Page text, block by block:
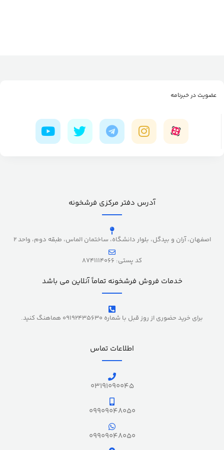
عضویت در خبرنامه
آدرس دفتر مرکزی فرشخونه
اصفهان، آران و بیدگل، بلوار دانشگاه، ساختمان الماس، طبقه دوم، واحد 2
کد پستی: 8741114066
خدمات فروش فرشخونه تماماً آنلاین می باشد
برای خرید حضوری از روز قبل با شماره 09192435630 هماهنگ کنید.
اطلاعات تماس
03191090045
09909048050
09909048050